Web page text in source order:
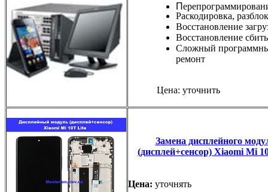
П
Раскодировка,
Восстановление
Восстановление
Сложный
ремонт
Цена: уточнить
Замена дисплейного
(дисплей+сенсор) Xiaomi Mi
Цена: уточнять